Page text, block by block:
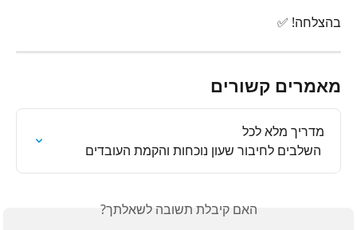
בהצלחה! ✅
מאמרים קשורים
האם קיבלת תשובה לשאלתך?